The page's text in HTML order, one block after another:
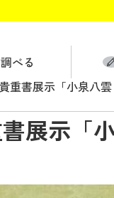
べる
重書展示「小泉八
展示「